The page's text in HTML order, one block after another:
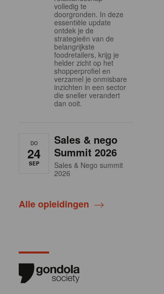
volledig te
doorgronden. In deze
essentiële update
ontdek je de
strategieën van de
belangrijkste
foodretailers, krijg je
helder zicht op het
shopperprofiel en
verzamel je onmisbare
inzichten in een sector
die sneller verandert
dan ooit.
DO
24
SEP
Sales & nego
Summit 2026
Sales & Nego summit
2026
Alle opleidingen